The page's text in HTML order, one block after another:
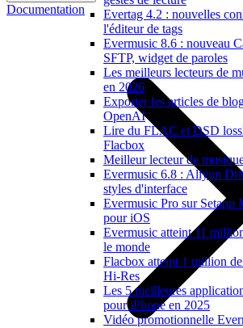
Evertag 4.2 : nouvelles
l'éditeur de tags
Evermusic 8.6 : nouveau
SFTP, widget de paroles
Les meilleurs lecteurs de
en 2026
Exporter les articles de
OpenAI
Lire du FLAC et DSD
Flacbox
Meilleur lecteur de
Evermusic 6.8 : Aliyun
styles d'interface
Evermusic Pro sur Setapp
pour iOS
Evermusic atteint 11
le monde
Flacbox atteint 1 million
Hi-Res
Les 5 meilleures
pour iPhone en 2025
Vidéo promotionnelle
Documentation